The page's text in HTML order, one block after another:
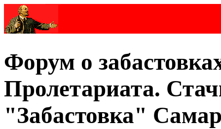
Форум о
Пролетариата.
"Забастовка"